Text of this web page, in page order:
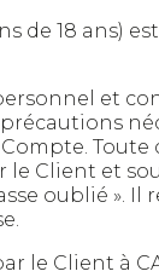
de 18 ans)
et
Client et
oublié ».
le Client à